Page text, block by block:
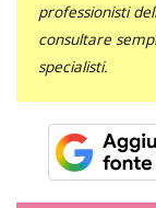
professionisti
consultare
specialisti.